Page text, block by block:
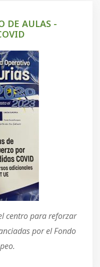
DE AULAS -
centro para reforzar
por el Fondo